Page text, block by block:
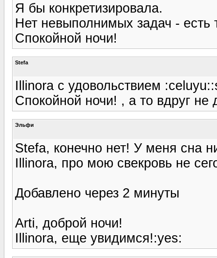
Я бы конкретизировала.
Нет невыполнимых задач -
Спокойной ночи!
Stefa
Illinora с удовольствием
Спокойной ночи! , а то вдруг не
Эльфи
Stefa, конечно нет! У меня сна
Illinora, про мою свекровь не
Добавлено через 2 минуты
Arti, доброй ночи!
Illinora, еще увидимся!:yes: